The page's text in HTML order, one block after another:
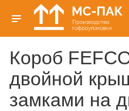
Короб
двойной
замками на